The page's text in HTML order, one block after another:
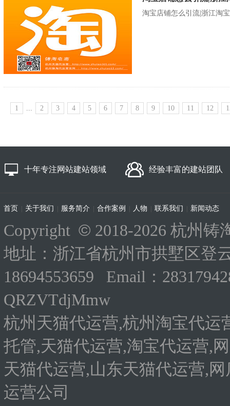
淘宝店铺怎么引流|浙江淘
1 ... 2 3 4 5 6 7 8 9 10 11 12
十年专注网站建站领域 经验丰富的建站团队
首页 关于我们 服务简介 合作案例 人物 联系我们 新闻动态
Copyright © 2018-2026 杭州铸
地址：浙江省杭州市拱墅区登
18694553659 Email：
QRZVTdjMmw
杭州天猫代运营,杭州淘宝代运
托管,天猫代运营,淘宝代运营,
天猫代运营,山东天猫代运营,
运营公司